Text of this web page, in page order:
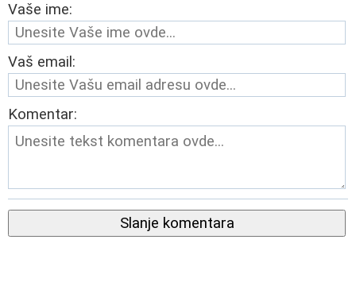
Vaše ime:
Vaš email:
Komentar:
Slanje komentara